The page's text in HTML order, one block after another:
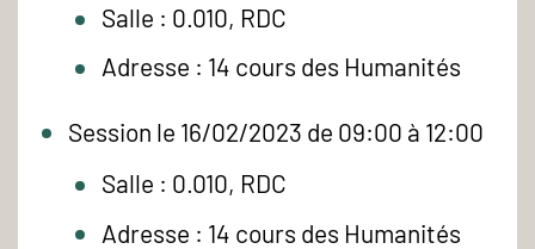
Salle : 0.010, RDC
Adresse : 14 cours des Humanités
Session le 16/02/2023 de 09:00 à 12:00
Salle : 0.010, RDC
Adresse : 14 cours des Humanités